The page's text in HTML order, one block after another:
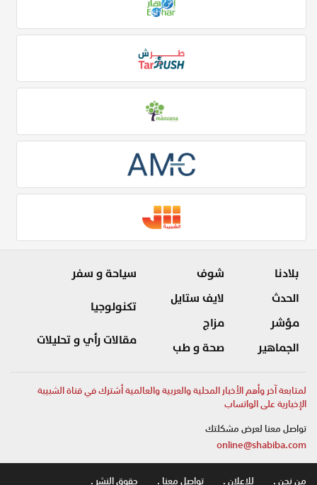
بلادنا
الحدث
مؤشر
الجماهير
شوف
لايف ستايل
مزاج
صحة و طب
سياحة و سفر
تكنولوجيا
مقالات رأي و تحليلات
لمتابعة آخر وأهم الأخبار المحلية والعربية والعالمية أشترك في قناة الشبيبة
الإخبارية على الواتساب
تواصل معنا لعرض مشكلتك
online@shabiba.com